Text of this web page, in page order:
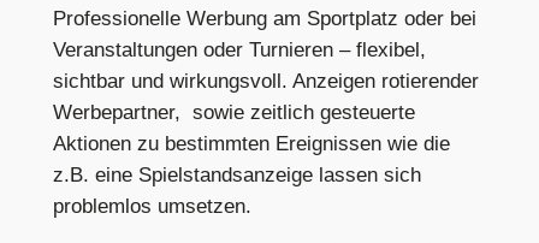
Professionelle Werbung am Sportplatz oder bei
Veranstaltungen oder Turnieren – flexibel,
sichtbar und wirkungsvoll. Anzeigen rotierender
Werbepartner, sowie zeitlich gesteuerte
Aktionen zu bestimmten Ereignissen wie die
z.B. eine Spielstandsanzeige lassen sich
problemlos umsetzen.